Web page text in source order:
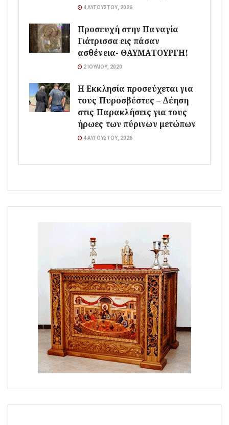
4 ΑΥΓΟΎΣΤΟΥ, 2026
Προσευχή στην Παναγία
Γιάτρισσα εις πάσαν
ασθένεια- ΘΑΥΜΑΤΟΥΡΓΗ!
2 ΙΟΥΛΊΟΥ, 2020
Η Εκκλησία προσεύχεται για
τους Πυροσβέστες – Δέηση
στις Παρακλήσεις για τους
ήρωες των πύρινων μετώπων
4 ΑΥΓΟΎΣΤΟΥ, 2026